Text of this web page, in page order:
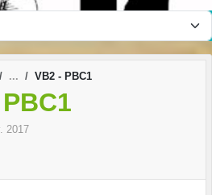
VB2 - PBC1
2017